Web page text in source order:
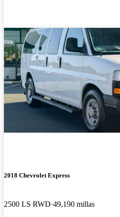
2018 Chevrolet Express
2500 LS RWD 49,190 millas